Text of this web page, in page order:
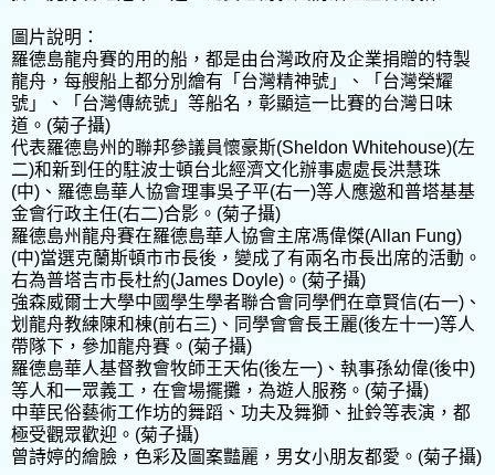
圖片說明：
羅德島龍舟賽的用的船，都是由台灣政府及企業捐贈的特製
龍舟，每艘船上都分別繪有「台灣精神號」、「台灣榮耀
號」、「台灣傳統號」等船名，彰顯這一比賽的台灣日味
道。(菊子攝)
代表羅德島州的聯邦參議員懷豪斯(Sheldon Whitehouse)(左
二)和新到任的駐波士頓台北經濟文化辦事處處長洪慧珠
(中)、羅德島華人協會理事吳子平(右一)等人應邀和普塔基基
金會行政主任(右二)合影。(菊子攝)
羅德島州龍舟賽在羅德島華人協會主席馮偉傑(Allan Fung)
(中)當選克蘭斯頓市市長後，變成了有兩名市長出席的活動。
右為普塔吉市長杜約(James Doyle)。(菊子攝)
強森威爾士大學中國學生學者聯合會同學們在章賢信(右一)、
划龍舟教練陳和棟(前右三)、同學會會長王麗(後左十一)等人
帶隊下，參加龍舟賽。(菊子攝)
羅德島華人基督教會牧師王天佑(後左一)、執事孫幼偉(後中)
等人和一眾義工，在會場擺攤，為遊人服務。(菊子攝)
中華民俗藝術工作坊的舞蹈、功夫及舞獅、扯鈴等表演，都
極受觀眾歡迎。(菊子攝)
曾詩婷的繪臉，色彩及圖案豔麗，男女小朋友都愛。(菊子攝)